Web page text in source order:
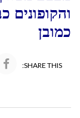
והקופונים
כמובן
SHARE THIS: